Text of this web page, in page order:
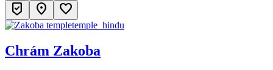
beenhere location_on favorite
temple_hindu
Chrám Zakoba